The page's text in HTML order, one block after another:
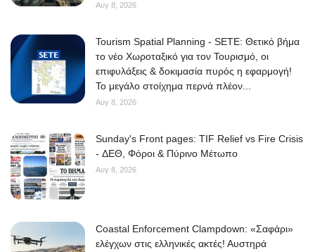
Αυγ 8, 2026
Tourism Spatial Planning - SETE: Θετικό βήμα
το νέο Χωροταξικό για τον Τουρισμό, οι
επιφυλάξεις & δοκιμασία πυρός η εφαρμογή!
Το μεγάλο στοίχημα περνά πλέον...
Αυγ 8, 2026
Sunday's Front pages: TIF Relief vs Fire Crisis
- ΔΕΘ, Φόροι & Πύρινο Μέτωπο
Αυγ 8, 2026
Coastal Enforcement Clampdown: «Σαφάρι»
ελέγχων στις ελληνικές ακτές! Αυστηρά